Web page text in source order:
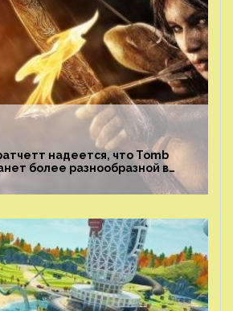
надеется, что Tomb
более разнообразной в